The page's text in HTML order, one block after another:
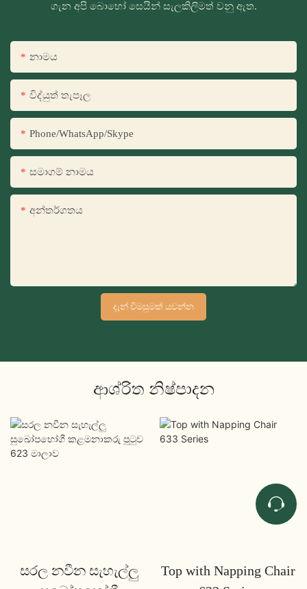
ගැන අපි බොහෝ සෙයින් සැලකිලිමත් වනු ඇත.
නාමය
විද්යුත් තැපෑල
Phone/WhatsApp/Skype
සමාගම් නාමය
අන්තර්ගතය
දැන් විමසුමක් යවන්න
ආශ්රිත නිෂ්පාදන
සරල නවීන සැහැල්ලු
Top with Napping Chair